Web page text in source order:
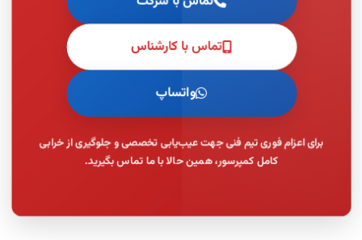
تماس با کارشناس
واتساپ
برای اعزام فوری تیم فنی جهت عیب‌یابی تخصصی و جلوگیری از خرابی
کامل کمپرسور، همین حالا با ما تماس بگیرید.